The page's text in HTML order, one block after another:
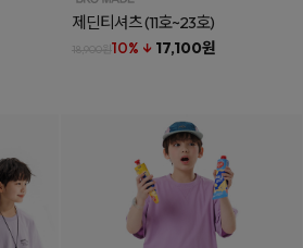
제딘티셔츠(11호~23호)
18,900원10% ↓ 17,100원